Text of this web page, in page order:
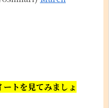
トを見てみましょ